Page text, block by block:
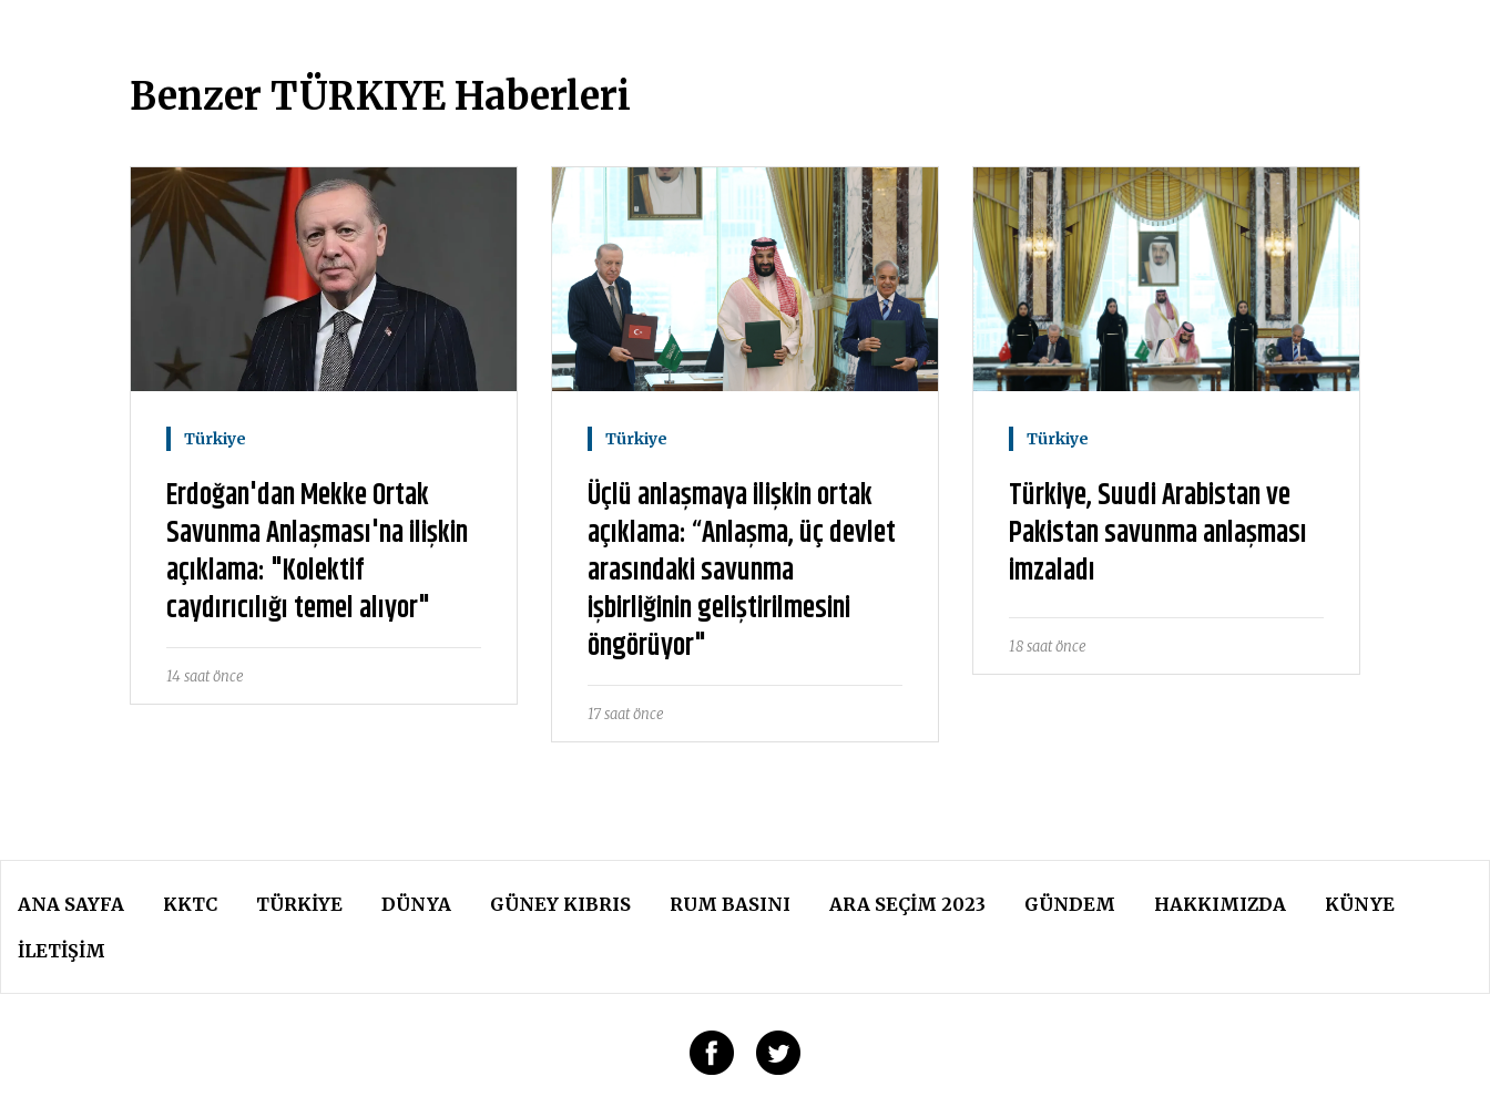
Benzer TÜRKIYE Haberleri
Türkiye
Erdoğan'dan Mekke Ortak
Savunma Anlaşması'na ilişkin
açıklama: "Kolektif
caydırıcılığı temel alıyor"
14 saat önce
Türkiye
Üçlü anlaşmaya ilişkin ortak
açıklama: “Anlaşma, üç devlet
arasındaki savunma
işbirliğinin geliştirilmesini
öngörüyor"
17 saat önce
Türkiye
Türkiye, Suudi Arabistan ve
Pakistan savunma anlaşması
imzaladı
18 saat önce
ANA SAYFA KKTC TÜRKIYE DÜNYA GÜNEY KIBRIS RUM BASINI ARA SEÇIM 2023 GÜNDEM HAKKIMIZDA KÜNYE
İLETİŞİM